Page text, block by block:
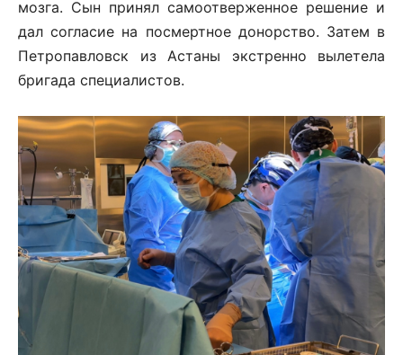
мозга. Сын принял самоотверженное решение и
дал согласие на посмертное донорство. Затем в
Петропавловск из Астаны экстренно вылетела
бригада специалистов.